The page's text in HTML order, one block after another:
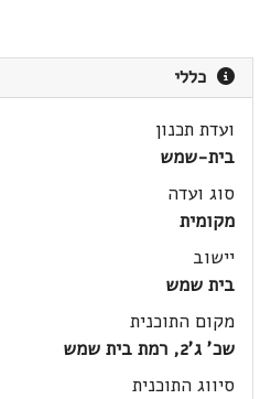
כללי
ועדת תכנון
בית-שמש
סוג ועדה
מקומית
יישוב
בית שמש
מקום התוכנית
שכ' ג'2, רמת בית שמש
סיווג התוכנית